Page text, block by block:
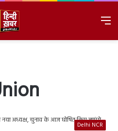
Delhi NCR